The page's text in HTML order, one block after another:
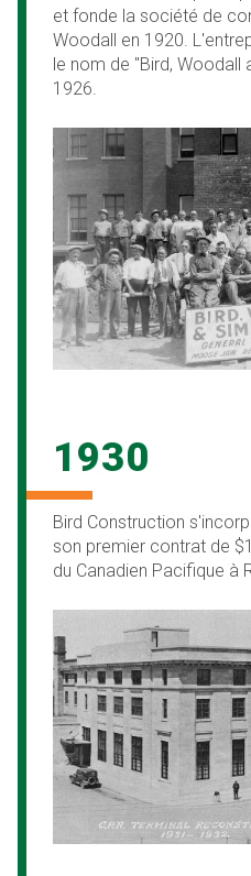
et fonde la société de
Woodall en 1920.
le nom de "Bird, Woodall
1926.
1930
Bird Construction
son premier contrat de
du Canadien Pacifique à